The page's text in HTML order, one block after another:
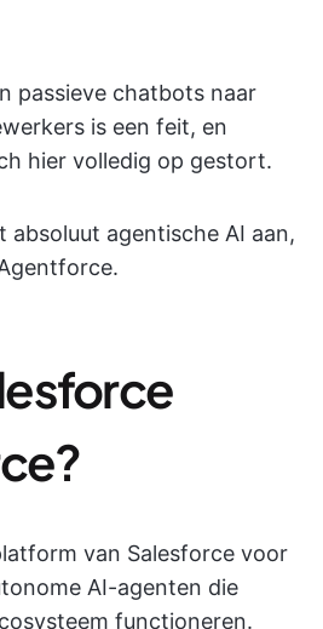
passieve chatbots naar
is een feit, en
hier volledig op gestort.
absoluut agentische AI aan,
van Salesforce voor
AI-agenten die
functioneren.